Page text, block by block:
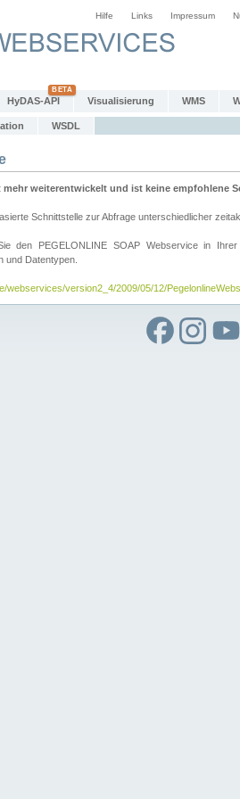
Hilfe Links Impressum
HyDAS-API Visualisierung WMS
WSDL
mehr weiterentwickelt und ist keine empfohlene
Schnittstelle zur Abfrage unterschiedlicher
den PEGELONLINE SOAP Webservice in
und Datentypen.
webservices/version2_4/2009/05/12/